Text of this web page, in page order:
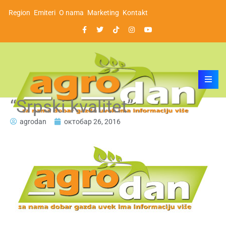
Region Emiteri O nama Marketing Kontakt
“Srpski kvalitet”
agrodan октобар 26, 2016